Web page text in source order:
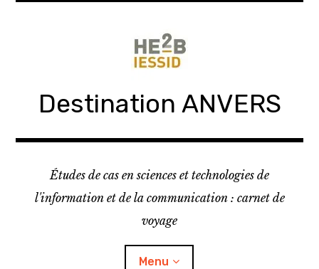
Destination ANVERS
Études de cas en sciences et technologies de
l'information et de la communication : carnet de
voyage
Menu